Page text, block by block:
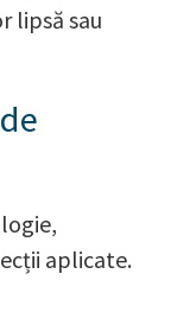
lipsă sau
aplicate.